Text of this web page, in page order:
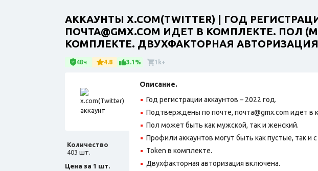
АККАУНТЫ X.COM(TWITTER) | ГОД
ПОЧТА@GMX.COM ИДЕТ В КОМПЛЕКТЕ. ПОЛ
КОМПЛЕКТЕ. ДВУХФАКТОРНАЯ
48ч 4.8 3.1% 1k+
Количество
403 шт.
Цена за 1 шт.
Описание.
Год регистрации аккаунтов – 2022 год.
Подтверждены по почте, почта@gmx.com идет в
Пол может быть как мужской, так и женский.
Профили аккаунтов могут быть как пустые, так
Token в комплекте.
Двухфакторная авторизация включена.